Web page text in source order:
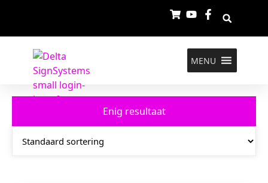
MENU
Enig resultaat